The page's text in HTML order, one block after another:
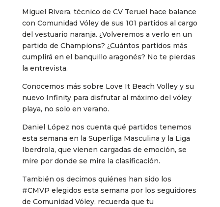
Miguel Rivera, técnico de CV Teruel hace balance
con Comunidad Vóley de sus 101 partidos al cargo
del vestuario naranja. ¿Volveremos a verlo en un
partido de Champions? ¿Cuántos partidos más
cumplirá en el banquillo aragonés? No te pierdas
la entrevista.
Conocemos más sobre Love It Beach Volley y su
nuevo Infinity para disfrutar al máximo del vóley
playa, no solo en verano.
Daniel López nos cuenta qué partidos tenemos
esta semana en la Superliga Masculina y la Liga
Iberdrola, que vienen cargadas de emoción, se
mire por donde se mire la clasificación.
También os decimos quiénes han sido los
#CMVP elegidos esta semana por los seguidores
de Comunidad Vóley, recuerda que tu